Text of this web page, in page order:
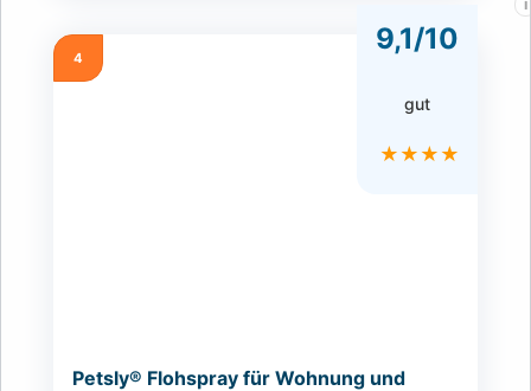
4
9,1/10
i
gut
★★★★
Petsly® Flohspray für Wohnung und